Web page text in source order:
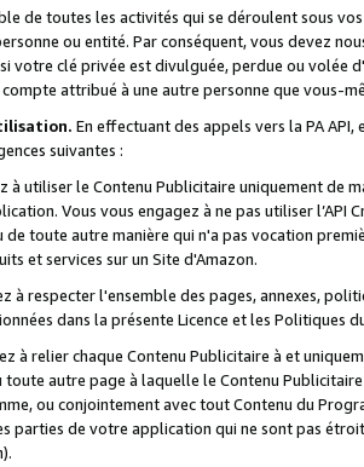
de toutes les activités qui se déroulent sous
ou entité. Par conséquent, vous devez
votre clé privée est divulguée, perdue ou volée
attribué à une autre personne que vous-
En effectuant des appels vers la PA
suivantes :
à utiliser le Contenu Publicitaire uniquement de
Vous vous engagez à ne pas utiliser l’API
toute autre manière qui n'a pas vocation
et services sur un Site d'Amazon.
à respecter l'ensemble des pages, annexes,
dans la présente Licence et les Politiques
à relier chaque Contenu Publicitaire à et
toute autre page à laquelle le Contenu
ou conjointement avec tout Contenu du
parties de votre application qui ne sont pas